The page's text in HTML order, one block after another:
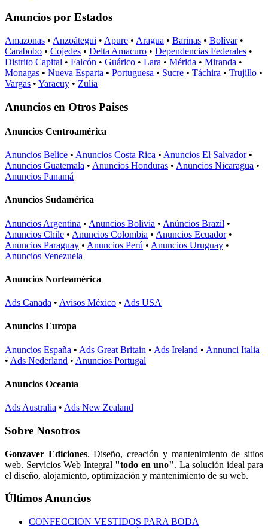
Anuncios por Estados
Amazonas • Anzoátegui • Apure • Aragua • Barinas • Bolívar•
Carabobo • Cojedes • Delta Amacuro • Dependencias Federales •
Distrito Capital • Falcón • Guárico • Lara • Mérida • Miranda •
Monagas • Nueva Esparta • Portuguesa • Sucre • Táchira • Trujillo •
Vargas • Yaracuy • Zulia
Anuncios en Otros Paises
Anuncios Centroamérica
Anuncios Belice • Anuncios Costa Rica • Anuncios El Salvador•
Anuncios Guatemala • Anuncios Honduras • Anuncios Nicaragua •
Anuncios Panamá
Anuncios Sudamérica
Anuncios Argentina • Anuncios Bolivia • Anúncios Brazil •
Anuncios Chile • Anuncios Colombia • Anuncios Ecuador•
Anuncios Paraguay • Anuncios Perú • Anuncios Uruguay •
Anuncios Venezuela
Anuncios Norteamérica
Ads Canada • Avisos México • Ads USA
Anuncios Europa
Anuncios España • Ads Great Britain • Ads Ireland • Annunci Italia
• Ads Nederland • Anuncios Portugal
Anuncios Oceanía
Ads Australia • Ads New Zealand
Sobre Nosotros
Gonzaver Ediciones. Diseño, creación y mantenimiento de sitios
web. Servicios Web Integral "todo en uno". La solución ideal para
el diseño, alojamiento, optimización y mantenimiento de su web.
Últimos Anuncios
CONFECCION VESTIDOS PARA BODA